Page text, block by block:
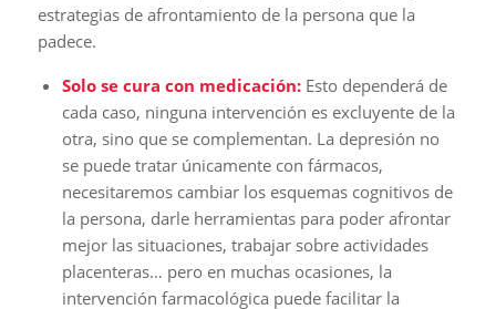
estrategias de afrontamiento de la persona que la
padece.
Solo se cura con medicación:Esto dependerá de
cada caso, ninguna intervención es excluyente de la
otra, sino que se complementan. La depresión no
se puede tratar únicamente con fármacos,
necesitaremos cambiar los esquemas cognitivos de
la persona, darle herramientas para poder afrontar
mejor las situaciones, trabajar sobre actividades
placenteras… pero en muchas ocasiones, la
intervención farmacológica puede facilitar la